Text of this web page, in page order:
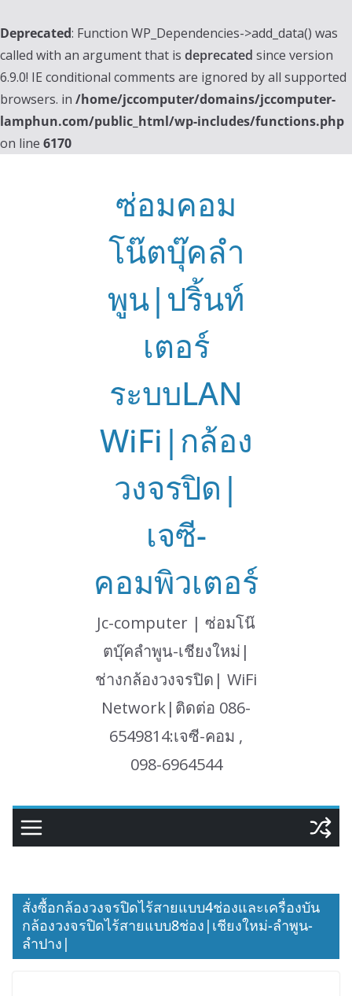
Deprecated: Function WP_Dependencies->add_data() was
called with an argument that is deprecated since version
6.9.0! IE conditional comments are ignored by all supported
browsers. in /home/jccomputer/domains/jccomputer-
lamphun.com/public_html/wp-includes/functions.php
on line 6170
ซ่อมคอม
โน๊ตบุ๊คลำ
พูน|ปริ้นท์
เตอร์
ระบบLAN
WiFi|กล้อง
วงจรปิด|
เจซี-
คอมพิวเตอร์
Jc-computer | ซ่อมโน๊
ตบุ๊คลำพูน-เชียงใหม่|
ช่างกล้องวงจรปิด| WiFi
Network|ติดต่อ 086-
6549814:เจซี-คอม ,
098-6964544
สั่งซื้อกล้องวงจรปิดไร้สายแบบ4ช่องและเครื่องบัน
กล้องวงจรปิดไร้สายแบบ8ช่อง|เชียงใหม่-ลำพูน-
ลำปาง|